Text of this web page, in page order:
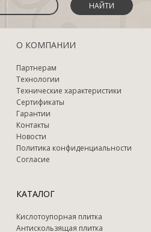
НАЙТИ
О КОМПАНИИ
Партнерам
Технологии
Технические характеристики
Сертификаты
Гарантии
Контакты
Новости
Политика конфиденциальности
Согласие
КАТАЛОГ
Кислотоупорная плитка
Антискользящая плитка